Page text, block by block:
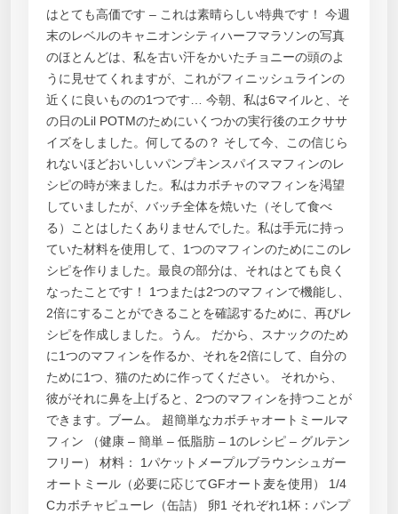
はとても高価です – これは素晴らしい特典です！ 今週
末のレベルのキャニオンシティハーフマラソンの写真
のほとんどは、私を古い汗をかいたチョニーの頭のよ
うに見せてくれますが、これがフィニッシュラインの
近くに良いものの1つです… 今朝、私は6マイルと、そ
の日のLil POTMのためにいくつかの実行後のエクササ
イズをしました。何してるの？ そして今、この信じら
れないほどおいしいパンプキンスパイスマフィンのレ
シピの時が来ました。私はカボチャのマフィンを渇望
していましたが、バッチ全体を焼いた（そして食べ
る）ことはしたくありませんでした。私は手元に持っ
ていた材料を使用して、1つのマフィンのためにこのレ
シピを作りました。最良の部分は、それはとても良く
なったことです！ 1つまたは2つのマフィンで機能し、
2倍にすることができることを確認するために、再びレ
シピを作成しました。うん。 だから、スナックのため
に1つのマフィンを作るか、それを2倍にして、自分の
ために1つ、猫のために作ってください。 それから、
彼がそれに鼻を上げると、2つのマフィンを持つことが
できます。ブーム。 超簡単なカボチャオートミールマ
フィン （健康 – 簡単 – 低脂肪 – 1のレシピ – グルテン
フリー） 材料： 1パケットメープルブラウンシュガー
オートミール（必要に応じてGFオート麦を使用） 1/4
Cカボチャピューレ（缶詰） 卵1 それぞれ1杯：パンプ